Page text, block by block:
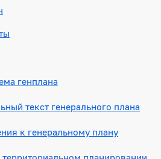
генплана
текст генерального плана
к генеральному плану